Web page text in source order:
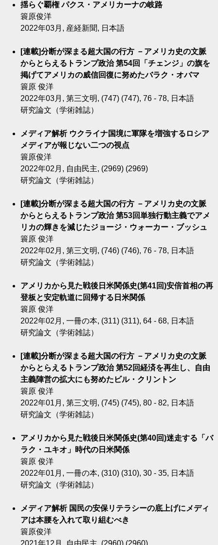
揺らぐ覇権 パクス・アメリカーナの岐路
簑原俊洋
2022年03月, 産経新聞, 日本語
[連載]分断が深まる超大国の行方 －アメリカ史の文脈
からとらえるトランプ政治 第54回「チェンジ」の旗を
掲げてアメリカの威信回復に努めたバラク・オバマ
簑原 俊洋
2022年03月, 第三文明, (747) (747), 76 - 78, 日本語
研究論文（学術雑誌）
メディア解析 ウクライナ国境に軍隊を増強するロシア
メディアが報じない二つの視点
簑原俊洋
2022年02月, 自由民主, (2969) (2969)
研究論文（学術雑誌）
[連載]分断が深まる超大国の行方 －アメリカ史の文脈
からとらえるトランプ政治 第53回単独行動主義でアメ
リカの輝きを減じたジョージ・ウォーカー・ブッシュ
簑原 俊洋
2022年02月, 第三文明, (746) (746), 76 - 78, 日本語
研究論文（学術雑誌）
アメリカから見た戦後日米関係史(第41回)安倍首相の再
登板と安定軌道に回帰する日米関係
簑原 俊洋
2022年02月, 一冊の本, (311) (311), 64 - 68, 日本語
研究論文（学術雑誌）
[連載]分断が深まる超大国の行方 －アメリカ史の文脈
からとらえるトランプ政治 第52回経済を再生し、自由
主義陣営の拡大にも努めたビル・クリントン
簑原 俊洋
2022年01月, 第三文明, (745) (745), 80 - 82, 日本語
研究論文（学術雑誌）
アメリカから見た戦後日米関係史(第40回)迷走する「バ
ラク・ユキオ」時代の日米関係
簑原 俊洋
2022年01月, 一冊の本, (310) (310), 30 - 35, 日本語
研究論文（学術雑誌）
メディア解析 国民の安保リテラシーの底上げにメディ
アは本腰を入れて取り組むべき
簑原俊洋